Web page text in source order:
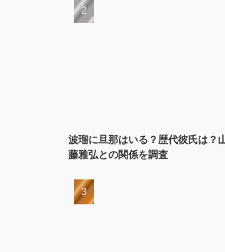
波瑠に旦那はいる？歴代彼氏は？
藤雅弘との関係を調査